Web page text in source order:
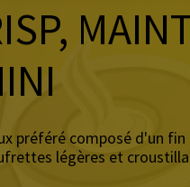
préféré composé d'un
légères et